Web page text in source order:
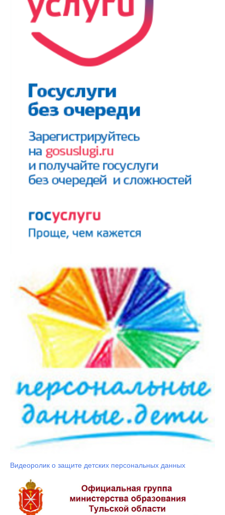
Видеоролик о защите детских персональных данных